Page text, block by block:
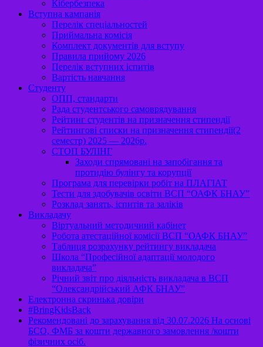
Кібербезпека
Вступна кампанія
Перелік спеціальностей
Приймальна комісія
Комплект документів для вступу
Правила прийому 2026
Перелік вступних іспитів
Вартість навчання
Студенту
ОПП, стандарти
Рада студентського самоврядування
Рейтинг студентів на призначення стипендії
Рейтингові списки на призначення стипендії(2
семестр) 2025 — 2026р.
СТОП БУЛІНГ
Заходи спрямовані на запобігання та
протидію булінгу та корупції
Програма для перевірки робіт на ПЛАГІАТ
Тести для здобувачів освіти ВСП “ОАФК БНАУ”
Розклад занять, іспитів та заліків
Викладачу
Віртуальний методичний кабінет
Робота атестаційної комісії ВСП “ОАФК БНАУ”
Таблиця розрахунку рейтингу викладача
Школа “Професійної адаптації молодого
викладача”
Річний звіт про діяльність викладача в ВСП
“Олександрійський АФК БНАУ”
Електронна скринька довіри
#BringKidsBack
Рекомендовані до зарахування від 30.07.2026 На основі
БСО, ФМБ за кошти державного замовлення /кошти
фізичних осіб.